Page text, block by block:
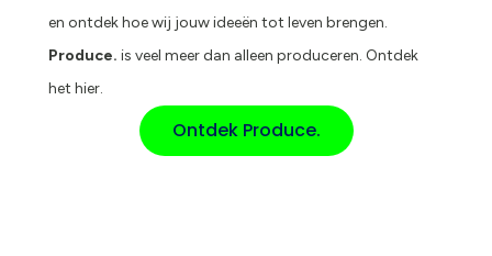
en ontdek hoe wij jouw ideeën tot leven brengen.
Produce. is veel meer dan alleen produceren. Ontdek
het hier.
Ontdek Produce.